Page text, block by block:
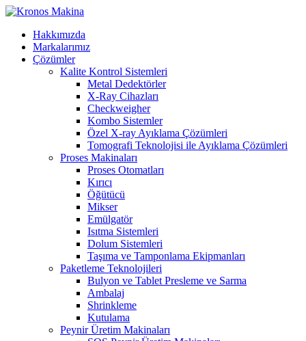
Hakkımızda
Markalarımız
Çözümler
Kalite Kontrol Sistemleri
Metal Dedektörler
X-Ray Cihazları
Checkweigher
Kombo Sistemler
Özel X-ray Ayıklama Çözümleri
Tomografi Teknolojisi ile Ayıklama Çözümleri
Proses Makinaları
Proses Otomatları
Kırıcı
Öğütücü
Mikser
Emülgatör
Isıtma Sistemleri
Dolum Sistemleri
Taşıma ve Tamponlama Ekipmanları
Paketleme Teknolojileri
Bulyon ve Tablet Presleme ve Sarma
Ambalaj
Shrinkleme
Kutulama
Peynir Üretim Makinaları